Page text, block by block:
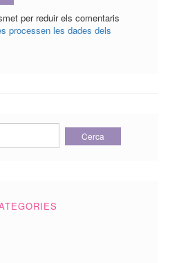
per reduir els comentaris
processen les dades dels